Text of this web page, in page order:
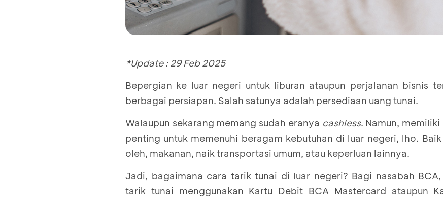
*Update : 29 Feb 2025
Bepergian ke luar negeri untuk liburan ataupun perjalanan bisnis
berbagai persiapan. Salah satunya adalah persediaan uang tunai.
Walaupun sekarang memang sudah eranya cashless. Namun,
penting untuk memenuhi beragam kebutuhan di luar negeri, lho.
oleh, makanan, naik transportasi umum, atau keperluan lainnya.
Jadi, bagaimana cara tarik tunai di luar negeri? Bagi nasabah
tarik tunai menggunakan Kartu Debit BCA Mastercard ataupun